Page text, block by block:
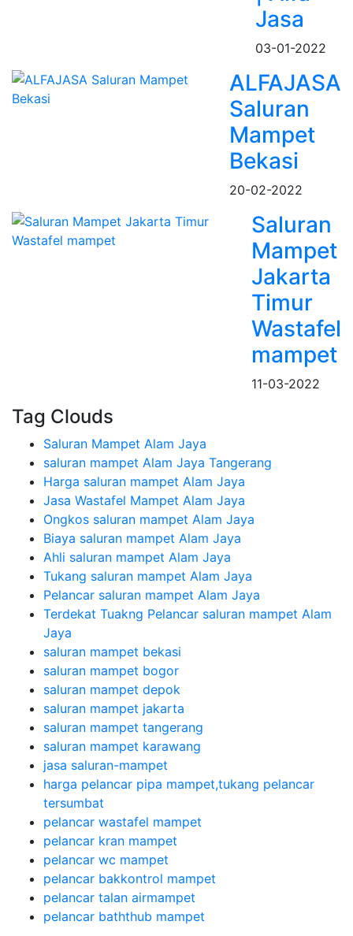
Jasa
03-01-2022
ALFAJASA
Saluran
Mampet
Bekasi
20-02-2022
Saluran
Mampet
Jakarta
Timur
Wastafel
mampet
11-03-2022
Tag Clouds
Saluran Mampet Alam Jaya
saluran mampet Alam Jaya Tangerang
Harga saluran mampet Alam Jaya
Jasa Wastafel Mampet Alam Jaya
Ongkos saluran mampet Alam Jaya
Biaya saluran mampet Alam Jaya
Ahli saluran mampet Alam Jaya
Tukang saluran mampet Alam Jaya
Pelancar saluran mampet Alam Jaya
Terdekat Tuakng Pelancar saluran mampet Alam
Jaya
saluran mampet bekasi
saluran mampet bogor
saluran mampet depok
saluran mampet jakarta
saluran mampet tangerang
saluran mampet karawang
jasa saluran-mampet
harga pelancar pipa mampet,tukang pelancar
tersumbat
pelancar wastafel mampet
pelancar kran mampet
pelancar wc mampet
pelancar bakkontrol mampet
pelancar talan airmampet
pelancar baththub mampet